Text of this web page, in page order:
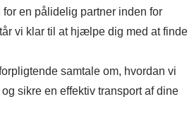
en pålidelig partner inden for
vi klar til at hjælpe dig med at finde
samtale om, hvordan vi
sikre en effektiv transport af dine